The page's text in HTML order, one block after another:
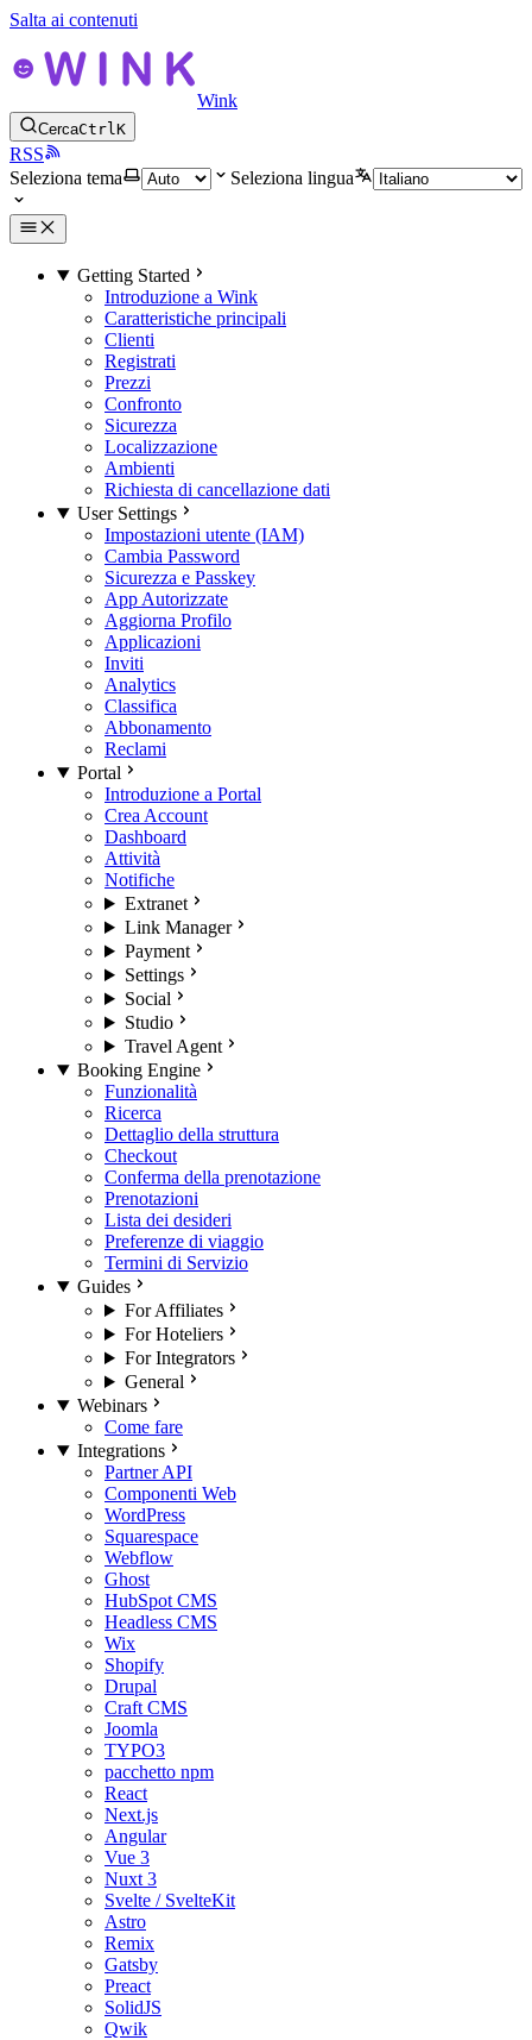
Salta ai contenuti
Wink
CercaCtrlK
RSS
Seleziona tema
Seleziona lingua
Getting Started
Introduzione a Wink
Caratteristiche principali
Clienti
Registrati
Prezzi
Confronto
Sicurezza
Localizzazione
Ambienti
Richiesta di cancellazione dati
User Settings
Impostazioni utente (IAM)
Cambia Password
Sicurezza e Passkey
App Autorizzate
Aggiorna Profilo
Applicazioni
Inviti
Analytics
Classifica
Abbonamento
Reclami
Portal
Introduzione a Portal
Crea Account
Dashboard
Attività
Notifiche
Extranet
Link Manager
Payment
Settings
Social
Studio
Travel Agent
Booking Engine
Funzionalità
Ricerca
Dettaglio della struttura
Checkout
Conferma della prenotazione
Prenotazioni
Lista dei desideri
Preferenze di viaggio
Termini di Servizio
Guides
For Affiliates
For Hoteliers
For Integrators
General
Webinars
Come fare
Integrations
Partner API
Componenti Web
WordPress
Squarespace
Webflow
Ghost
HubSpot CMS
Headless CMS
Wix
Shopify
Drupal
Craft CMS
Joomla
TYPO3
pacchetto npm
React
Next.js
Angular
Vue 3
Nuxt 3
Svelte / SvelteKit
Astro
Remix
Gatsby
Preact
SolidJS
Qwik